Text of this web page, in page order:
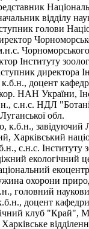
відділу
голови
Чорноморського
Інституту
директора
доцент
НАН України,
с.н.с. НДЛ
обл.
завідуючий
Харківський
с.н.с. Інституту
екологічний
охорони
головний
доцент кафедри
клуб "Край",